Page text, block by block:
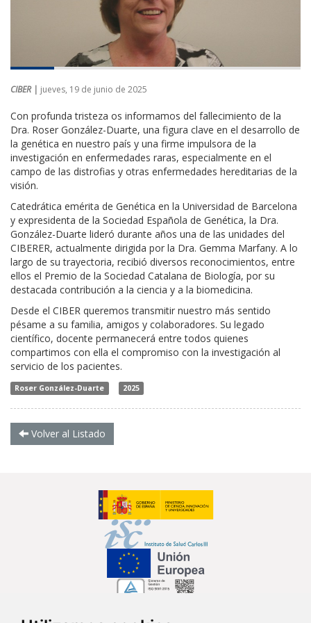
CIBER | jueves, 19 de junio de 2025
Con profunda tristeza os informamos del fallecimiento de la
Dra. Roser González-Duarte, una figura clave en el desarrollo de
la genética en nuestro país y una firme impulsora de la
investigación en enfermedades raras, especialmente en el
campo de las distrofias y otras enfermedades hereditarias de la
visión.
Catedrática emérita de Genética en la Universidad de Barcelona
y expresidenta de la Sociedad Española de Genética, la Dra.
González-Duarte lideró durante años una de las unidades del
CIBERER, actualmente dirigida por la Dra. Gemma Marfany. A lo
largo de su trayectoria, recibió diversos reconocimientos, entre
ellos el Premio de la Sociedad Catalana de Biología, por su
destacada contribución a la ciencia y a la biomedicina.
Desde el CIBER queremos transmitir nuestro más sentido
pésame a su familia, amigos y colaboradores. Su legado
científico, docente permanecerá entre todos quienes
compartimos con ella el compromiso con la investigación al
servicio de los pacientes.
Roser González-Duarte 2025
Volver al Listado